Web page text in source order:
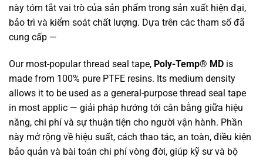
này tóm tắt vai trò của sản phẩm trong sản xuất hiện đại,
bảo trì và kiểm soát chất lượng. Dựa trên các tham số đã
cung cấp —
Our most-popular thread seal tape, Poly-Temp® MD is
made from 100% pure PTFE resins. Its medium density
allows it to be used as a general-purpose thread seal tape
in most applic — giải pháp hướng tới cân bằng giữa hiệu
năng, chi phí và sự thuận tiện cho người vận hành. Phần
này mở rộng về hiệu suất, cách thao tác, an toàn, điều kiện
bảo quản và bài toán chi phí vòng đời, giúp kỹ sư và bộ